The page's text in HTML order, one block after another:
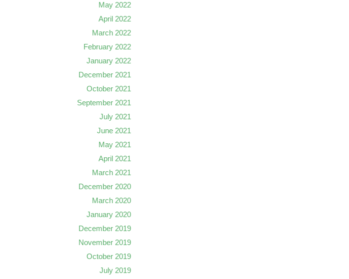
May 2022
April 2022
March 2022
February 2022
January 2022
December 2021
October 2021
September 2021
July 2021
June 2021
May 2021
April 2021
March 2021
December 2020
March 2020
January 2020
December 2019
November 2019
October 2019
July 2019